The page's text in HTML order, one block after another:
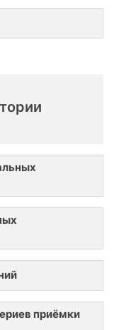
приёмки